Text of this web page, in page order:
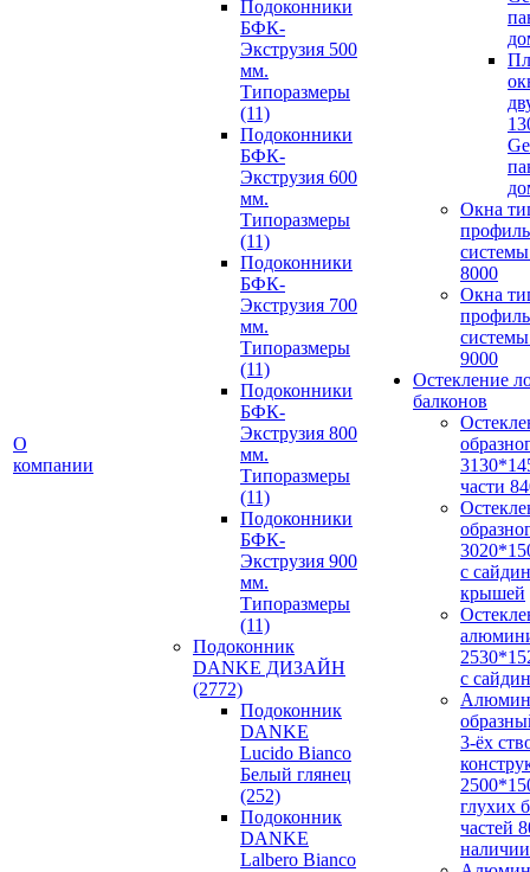
О
компании
Подоконники
БФК-
Экструзия 500
мм.
Типоразмеры
(11)
Подоконники
БФК-
Экструзия 600
мм.
Типоразмеры
(11)
Подоконники
БФК-
Экструзия 700
мм.
Типоразмеры
(11)
Подоконники
БФК-
Экструзия 800
мм.
Типоразмеры
(11)
Подоконники
БФК-
Экструзия 900
мм.
Типоразмеры
(11)
Подоконник
DANKE ДИЗАЙН
(2772)
Подоконник
DANKE
Lucido Bianco
Белый глянец
(252)
Подоконник
DANKE
Lalbero Bianco
Окна
8000
Окна
9000
Остекление
балконов
части
с
крышей
с
3-ёх
глухих
частей
наличии